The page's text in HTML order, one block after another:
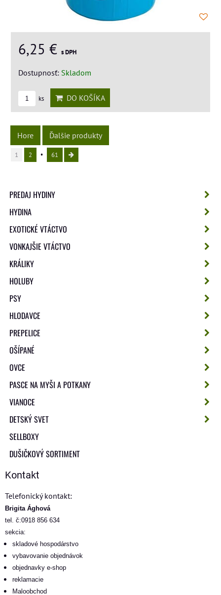
6,25 € s DPH
Dostupnosť: Skladom
ks DO KOŠÍKA
Hore Ďalšie produkty
1 2 61
PREDAJ HYDINY
HYDINA
EXOTICKÉ VTÁCTVO
VONKAJŠIE VTÁCTVO
KRÁLIKY
HOLUBY
PSY
HLODAVCE
PREPELICE
OŠÍPANÉ
OVCE
PASCE NA MYŠI A POTKANY
VIANOCE
DETSKÝ SVET
SELLBOXY
DUŠIČKOVÝ SORTIMENT
Kontakt
Telefonický kontakt:
Brigita Ághová
tel. č:0918 856 634
sekcia:
skladové hospodárstvo
vybavovanie objednávok
objednavky e-shop
reklamacie
Maloobchod